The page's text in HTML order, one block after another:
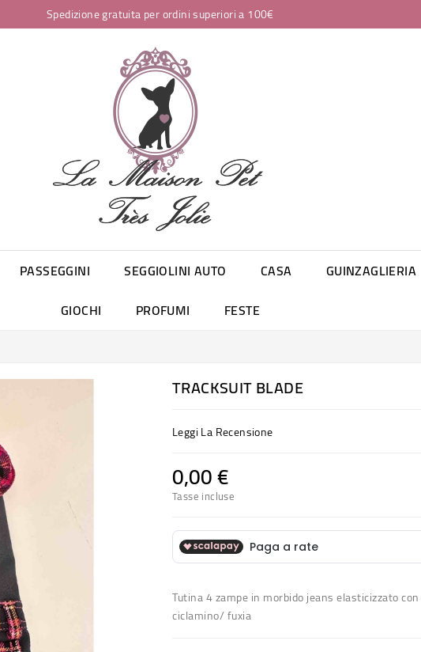
Spedizione gratuita per ordini superiori a 100€
PASSEGGINI SEGGIOLINI AUTO CASA GUINZAGLIERIA
GIOCHI
PROFUMI FESTE
TRACKSUIT BLADE
Leggi La Recensione
0,00 €
Tasse incluse
Tutina 4 zampe in morbido jeans elasticizzato
ciclamino/ fuxia